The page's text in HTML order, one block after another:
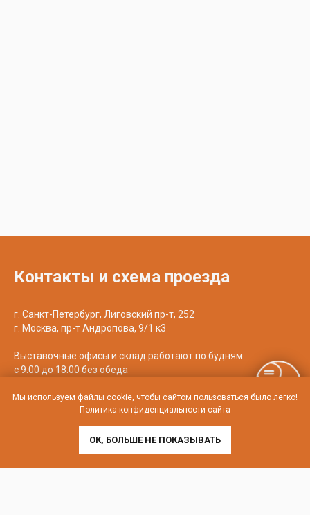
Мы используем файлы cookie, чтобы сайтом пользоваться было легко!
Политика конфиденциальности сайта
ОК, БОЛЬШЕ НЕ ПОКАЗЫВАТЬ
Контакты и схема проезда
г. Санкт-Петербург, Лиговский пр-т, 252
г. Москва, пр-т Андропова, 9/1 к3
Выставочные офисы и склад работают по будням
с 9:00 до 18:00 без обеда
телефон:8 (800) 707-54-35
cedral-zakaz@yandex.ru